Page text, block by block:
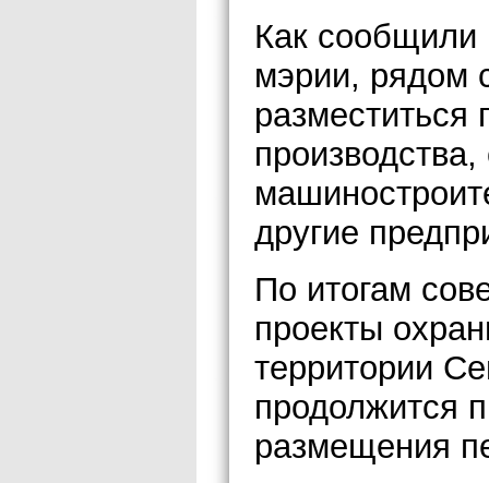
Как
мэрии, рядом
другие
По итогам
проекты
территории
продолжится
размещения